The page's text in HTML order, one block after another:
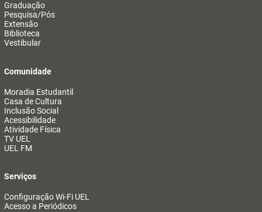
Graduação
Pesquisa/Pós
Extensão
Biblioteca
Vestibular
Comunidade
Moradia Estudantil
Casa de Cultura
Inclusão Social
Acessibilidade
Atividade Física
TV UEL
UEL FM
Serviços
Configuração Wi-Fi UEL
Acesso a Periódicos